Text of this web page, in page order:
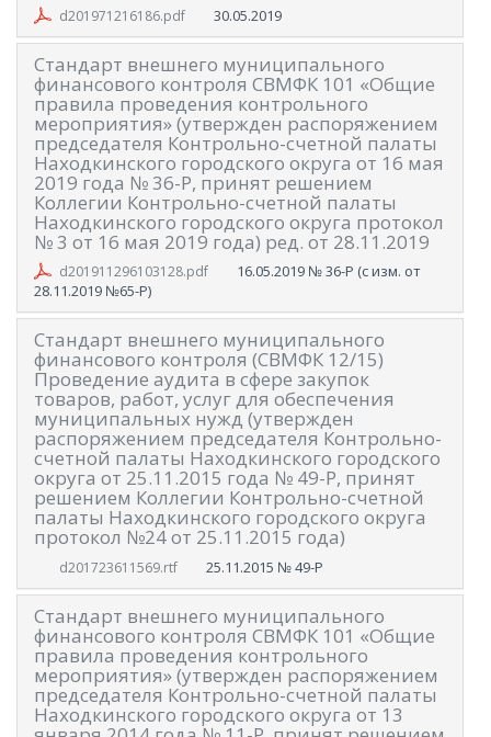
d201971216186.pdf 30.05.2019
Стандарт внешнего муниципального
финансового контроля СВМФК 101 «Общие
правила проведения контрольного
мероприятия» (утвержден распоряжением
председателя Контрольно-счетной палаты
Находкинского городского округа от 16 мая
2019 года № 36-Р, принят решением
Коллегии Контрольно-счетной палаты
Находкинского городского округа протокол
№ 3 от 16 мая 2019 года) ред. от 28.11.2019
d201911296103128.pdf 16.05.2019 № 36-Р (с изм. от
28.11.2019 №65-Р)
Стандарт внешнего муниципального
финансового контроля (СВМФК 12/15)
Проведение аудита в сфере закупок
товаров, работ, услуг для обеспечения
муниципальных нужд (утвержден
распоряжением председателя Контрольно-
счетной палаты Находкинского городского
округа от 25.11.2015 года № 49-Р, принят
решением Коллегии Контрольно-счетной
палаты Находкинского городского округа
протокол №24 от 25.11.2015 года)
d201723611569.rtf 25.11.2015 № 49-Р
Стандарт внешнего муниципального
финансового контроля СВМФК 101 «Общие
правила проведения контрольного
мероприятия» (утвержден распоряжением
председателя Контрольно-счетной палаты
Находкинского городского округа от 13